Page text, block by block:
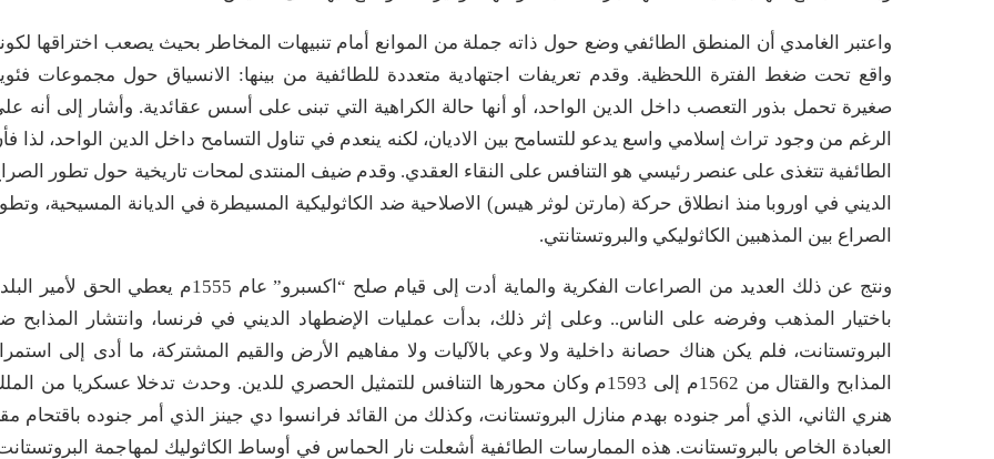
واعتبر الغامدي أن المنطق الطائفي وضع حول ذاته جملة من الموانع أمام تنبيهات المخاطر بحيث يصعب اختراقها
واقع تحت ضغط الفترة اللحظية. وقدم تعريفات اجتهادية متعددة للطائفية من بينها: الانسياق حول مجموعات
صغيرة تحمل بذور التعصب داخل الدين الواحد، أو أنها حالة الكراهية التي تبنى على أسس عقائدية. وأشار إلى أنه
الرغم من وجود تراث إسلامي واسع يدعو للتسامح بين الاديان، لكنه ينعدم في تناول التسامح داخل الدين الواحد، لذا
الطائفية تتغذى على عنصر رئيسي هو التنافس على النقاء العقدي. وقدم ضيف المنتدى لمحات تاريخية حول تطور
الديني في اوروبا منذ انطلاق حركة (مارتن لوثر هيس) الاصلاحية ضد الكاثوليكية المسيطرة في الديانة المسيحية،
الصراع بين المذهبين الكاثوليكي والبروتستانتي.
ونتج عن ذلك العديد من الصراعات الفكرية والماية أدت إلى قيام صلح “اكسبرو” عام 1555م يعطي الحق لأمير
باختيار المذهب وفرضه على الناس.. وعلى إثر ذلك، بدأت عمليات الإضطهاد الديني في فرنسا، وانتشار المذابح
البروتستانت، فلم يكن هناك حصانة داخلية ولا وعي بالآليات ولا مفاهيم الأرض والقيم المشتركة، ما أدى إلى
المذابح والقتال من 1562م إلى 1593م وكان محورها التنافس للتمثيل الحصري للدين. وحدث تدخلا عسكريا من
هنري الثاني، الذي أمر جنوده بهدم منازل البروتستانت، وكذلك من القائد فرانسوا دي جينز الذي أمر جنوده باقتحام
العبادة الخاص بالبروتستانت. هذه الممارسات الطائفية أشعلت نار الحماس في أوساط الكاثوليك لمهاجمة